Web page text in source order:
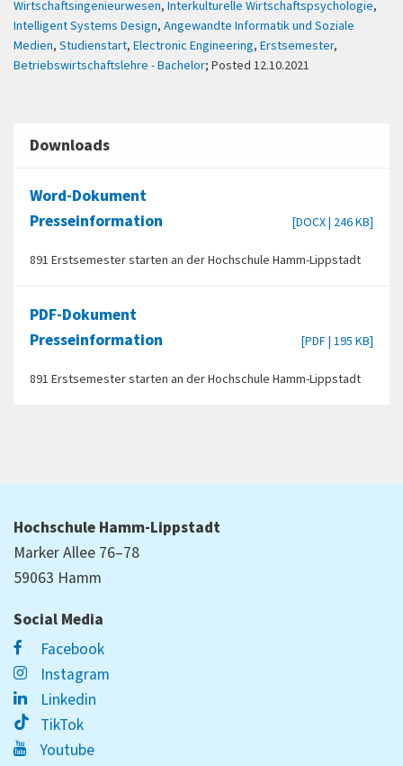
Wirtschaftsingenieurwesen, Interkulturelle Wirtschaftspsychologie,
Intelligent Systems Design, Angewandte Informatik und Soziale
Medien, Studienstart, Electronic Engineering, Erstsemester,
Betriebswirtschaftslehre - Bachelor; Posted 12.10.2021
Downloads
Word-Dokument
Presseinformation
[DOCX | 246 KB]
891 Erstsemester starten an der Hochschule Hamm-Lippstadt
PDF-Dokument
Presseinformation
[PDF | 195 KB]
891 Erstsemester starten an der Hochschule Hamm-Lippstadt
Hochschule Hamm-Lippstadt
Marker Allee 76–78
59063 Hamm
Social Media
Facebook
Instagram
Linkedin
TikTok
Youtube